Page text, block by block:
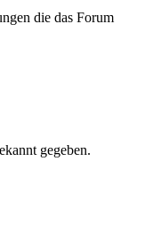
die das Forum
gegeben.